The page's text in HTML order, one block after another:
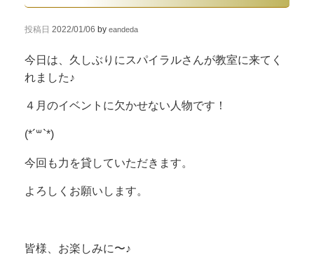
投稿日 2022/01/06 by eandeda
今日は、久しぶりにスパイラルさんが教室に来てく
れました♪
４月のイベントに欠かせない人物です！
(*´꒳`*)
今回も力を貸していただきます。
よろしくお願いします。
皆様、お楽しみに〜♪